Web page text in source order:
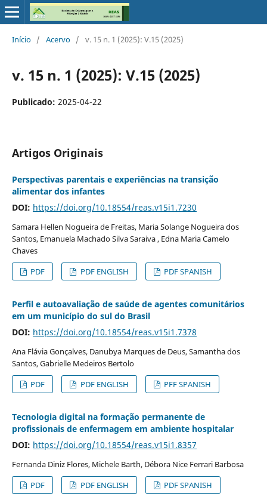
Início / Acervo / v. 15 n. 1 (2025): V.15 (2025)
v. 15 n. 1 (2025): V.15 (2025)
Publicado: 2025-04-22
Artigos Originais
Perspectivas parentais e experiências na transição
alimentar dos infantes
DOI: https://doi.org/10.18554/reas.v15i1.7230
Samara Hellen Nogueira de Freitas, Maria Solange Nogueira dos
Santos, Emanuela Machado Silva Saraiva , Edna Maria Camelo
Chaves
PDF
PDF ENGLISH PDF SPANISH
Perfil e autoavaliação de saúde de agentes comunitários
em um município do sul do Brasil
DOI: https://doi.org/10.18554/reas.v15i1.7378
Ana Flávia Gonçalves, Danubya Marques de Deus, Samantha dos
Santos, Gabrielle Medeiros Bertolo
PDF
PDF ENGLISH PFF SPANISH
Tecnologia digital na formação permanente de
profissionais de enfermagem em ambiente hospitalar
DOI: https://doi.org/10.18554/reas.v15i1.8357
Fernanda Diniz Flores, Michele Barth, Débora Nice Ferrari Barbosa
PDF
PDF ENGLISH PDF SPANISH